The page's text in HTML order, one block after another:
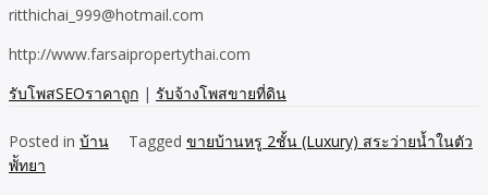
ritthichai_999@hotmail.com
http://www.farsaipropertythai.com
รับโพสSEOราคาถูก | รับจ้างโพสขายที่ดิน
Posted in บ้าน Tagged ขายบ้านหรู 2ชั้น (Luxury) สระว่ายน้ำในตัว
พััทยา